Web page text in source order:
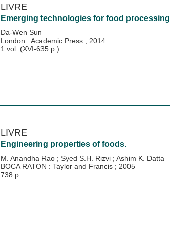
LIVRE
Emerging technologies for food processing
Da-Wen Sun
London : Academic Press ; 2014
1 vol. (XVI-635 p.)
LIVRE
Engineering properties of foods.
M. Anandha Rao ; Syed S.H. Rizvi ; Ashim K. Datta
BOCA RATON : Taylor and Francis ; 2005
738 p.